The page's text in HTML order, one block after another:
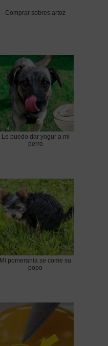
Comprar sobres artoz
Le puedo dar yogur a mi
perro
Mi pomerania se come su
popo